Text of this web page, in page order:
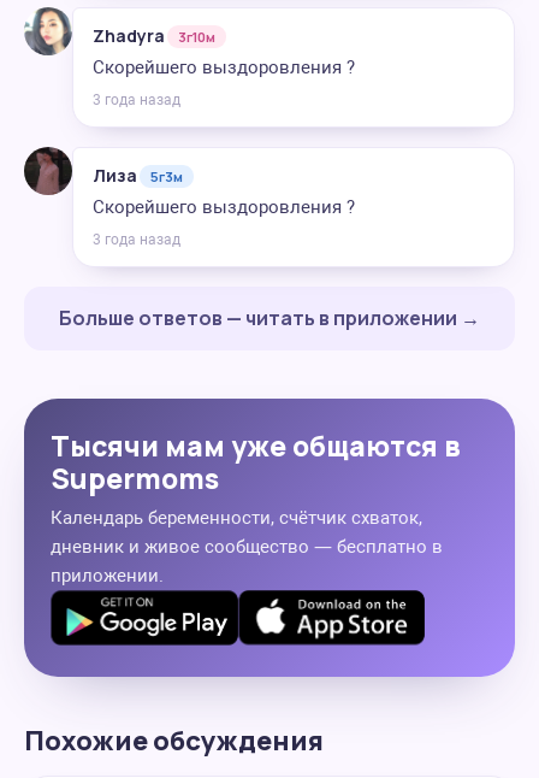
Zhadyra 3г10м
Скорейшего выздоровления ?
3 года назад
Лиза 5г3м
Скорейшего выздоровления ?
3 года назад
Больше ответов — читать в приложении →
Тысячи мам уже общаются в
Supermoms
Календарь беременности, счётчик схваток,
дневник и живое сообщество — бесплатно в
приложении.
Похожие обсуждения